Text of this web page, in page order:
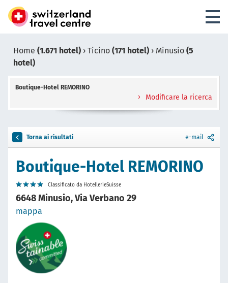
Home (1.671 hotel) › Ticino (171 hotel) › Minusio (5
hotel)
Boutique-Hotel REMORINO
Modificare la ricerca
Torna ai risultati e-mail
Boutique-Hotel REMORINO
Classificato da HotellerieSuisse
6648 Minusio, Via Verbano 29
mappa